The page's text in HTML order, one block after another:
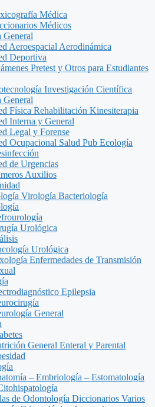
Médica
Médicos
General
Aeroespacial Aerodinámica
Deportiva
Pretest y Otros para Estudiantes
Investigación Científica
General
Física Rehabilitación Kinesiterapia
Interna y General
Legal y Forense
Ocupacional Salud Pub Ecología
de Urgencias
Auxilios
Virología Bacteriología
Urológica
Urológica
Enfermedades de Transmisión
Epilepsia
General
General Enteral y Parental
– Embriología – Estomatología
de Odontología Diccionarios Varios